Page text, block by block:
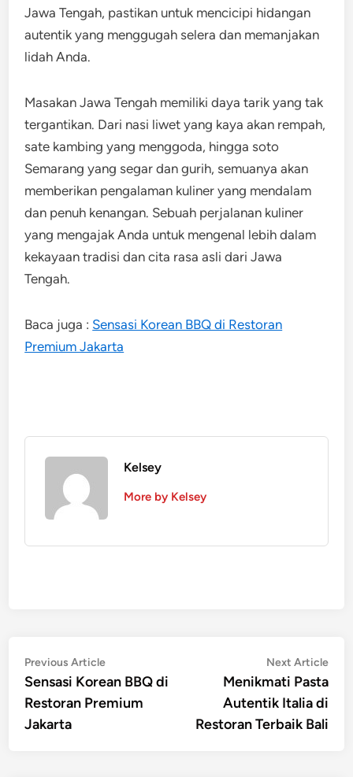
Jawa Tengah, pastikan untuk mencicipi hidangan
autentik yang menggugah selera dan memanjakan
lidah Anda.
Masakan Jawa Tengah memiliki daya tarik yang tak
tergantikan. Dari nasi liwet yang kaya akan rempah,
sate kambing yang menggoda, hingga soto
Semarang yang segar dan gurih, semuanya akan
memberikan pengalaman kuliner yang mendalam
dan penuh kenangan. Sebuah perjalanan kuliner
yang mengajak Anda untuk mengenal lebih dalam
kekayaan tradisi dan cita rasa asli dari Jawa
Tengah.
Baca juga : Sensasi Korean BBQ di Restoran
Premium Jakarta
Kelsey
More by Kelsey
Navigasi
pos
Previous ArticlePrevious
article:
Sensasi Korean BBQ di
Restoran Premium
Jakarta
Next Article
Menikmati Pasta
Autentik Italia di
Restoran Terbaik Bali